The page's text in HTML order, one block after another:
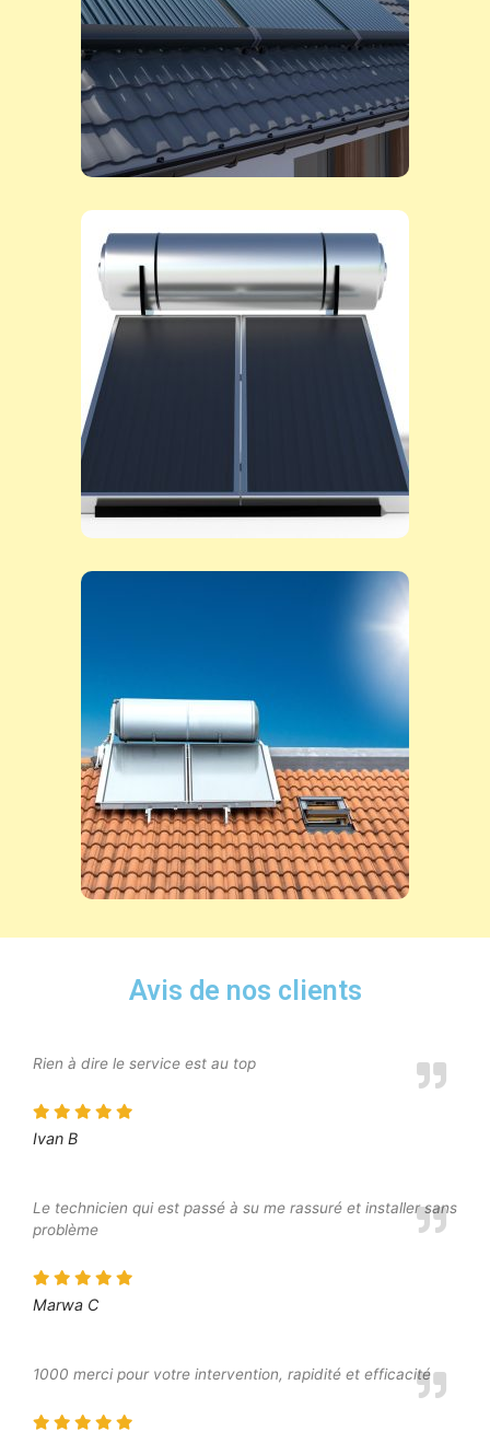
Avis de nos clients
Rien à dire le service est au top
Ivan B
Le technicien qui est passé à su me rassuré et installer sans
problème
Marwa C
1000 merci pour votre intervention, rapidité et efficacité